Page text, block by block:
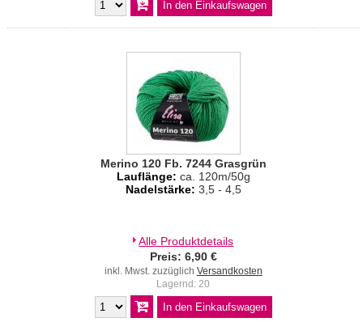
Merino 120 Fb. 7244 Grasgrün
Lauflänge: ca. 120m/50g
Nadelstärke: 3,5 - 4,5
Alle Produktdetails
Preis: 6,90 €
inkl. Mwst. zuzüglich Versandkosten
Lagernd: 20